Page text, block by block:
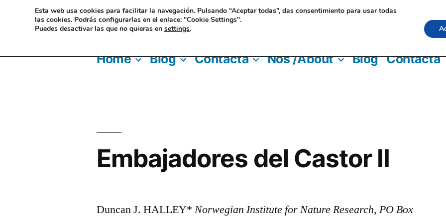
Home Blog Contacta Nos /About Blog Contacta
Embajadores del Castor II
Duncan J. HALLEY*Norwegian Institute for Nature Research, PO Box
Esta web usa cookies para facilitar la navegación. Pulsando “Aceptar todas”, das consentimiento para usar todas
las cookies. Podrás configurarlas en el enlace: "Cookie Settings".
Puedes desactivar las que no quieras en settings.